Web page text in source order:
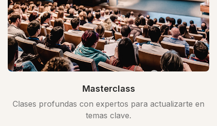
Masterclass
Clases profundas con expertos para actualizarte en
temas clave.